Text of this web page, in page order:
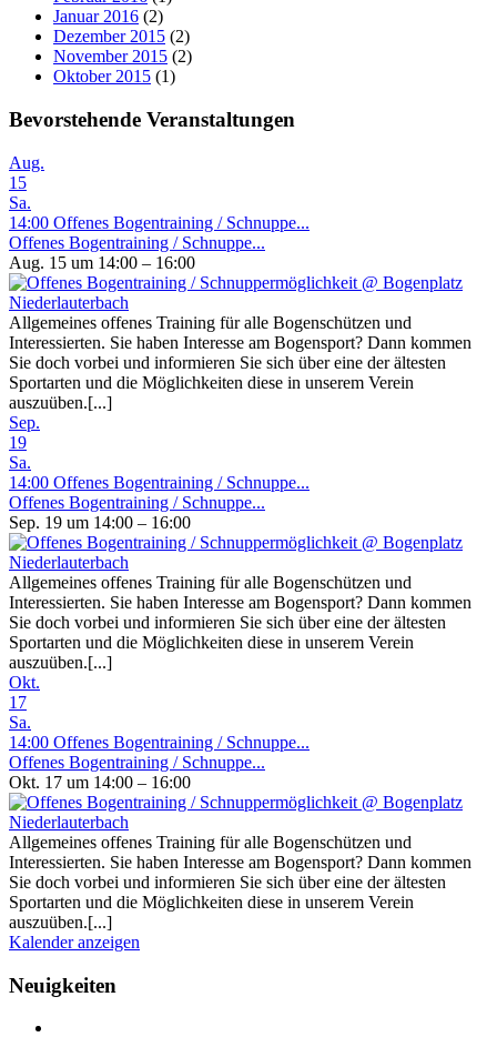
Januar 2016 (2)
Dezember 2015 (2)
November 2015 (2)
Oktober 2015 (1)
Bevorstehende Veranstaltungen
Aug.
15
Sa.
14:00 Offenes Bogentraining / Schnuppe...
Offenes Bogentraining / Schnuppe...
Aug. 15 um 14:00 – 16:00
Allgemeines offenes Training für alle Bogenschützen und
Interessierten. Sie haben Interesse am Bogensport? Dann kommen
Sie doch vorbei und informieren Sie sich über eine der ältesten
Sportarten und die Möglichkeiten diese in unserem Verein
auszuüben.[...]
Sep.
19
Sa.
14:00 Offenes Bogentraining / Schnuppe...
Offenes Bogentraining / Schnuppe...
Sep. 19 um 14:00 – 16:00
Allgemeines offenes Training für alle Bogenschützen und
Interessierten. Sie haben Interesse am Bogensport? Dann kommen
Sie doch vorbei und informieren Sie sich über eine der ältesten
Sportarten und die Möglichkeiten diese in unserem Verein
auszuüben.[...]
Okt.
17
Sa.
14:00 Offenes Bogentraining / Schnuppe...
Offenes Bogentraining / Schnuppe...
Okt. 17 um 14:00 – 16:00
Allgemeines offenes Training für alle Bogenschützen und
Interessierten. Sie haben Interesse am Bogensport? Dann kommen
Sie doch vorbei und informieren Sie sich über eine der ältesten
Sportarten und die Möglichkeiten diese in unserem Verein
auszuüben.[...]
Kalender anzeigen
Neuigkeiten